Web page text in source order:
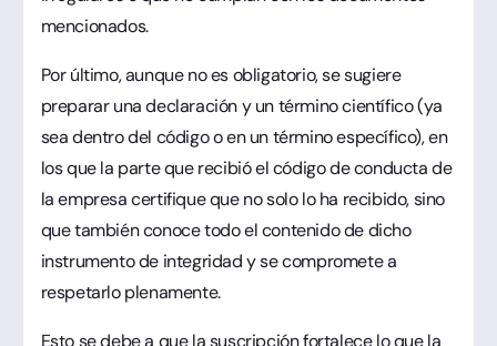
mencionados.
Por último, aunque no es obligatorio, se sugiere
preparar una declaración y un término científico (ya
sea dentro del código o en un término específico), en
los que la parte que recibió el código de conducta de
la empresa certifique que no solo lo ha recibido, sino
que también conoce todo el contenido de dicho
instrumento de integridad y se compromete a
respetarlo plenamente.
Esto se debe a que la suscripción fortalece lo que la